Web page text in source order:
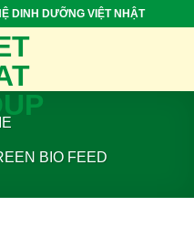
DINH DƯỠNG VIỆT NHẬT
BIO FEED